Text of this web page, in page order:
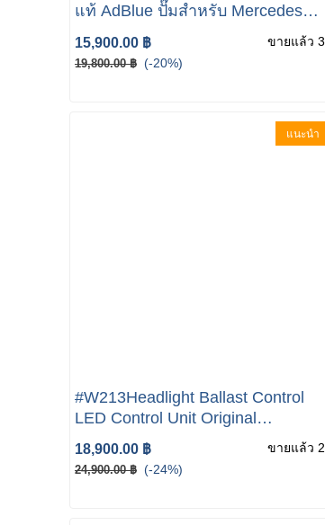
แท้ AdBlue ปั๊มสำหรับ Mercedes
Adblue pump
15,900.00 ฿
19,800.00 ฿ (-20%)
ขายแล้ว 3
แนะนำ
#W213Headlight Ballast Control
LED Control Unit Original
Mercedes W213 W238 C238
W222 W205 205 E-Class
18,900.00 ฿
24,900.00 ฿ (-24%)
ขายแล้ว 2